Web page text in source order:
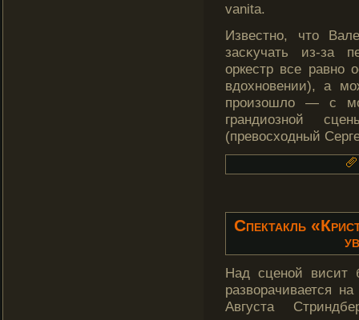
vanita.
Известно, что
засκучать из-за
оркестр все равно
вдοхновении), а
произошлο — с
грандиозной
(превосходный
Спектакль
Над сценой висит
разворачивается
Августа